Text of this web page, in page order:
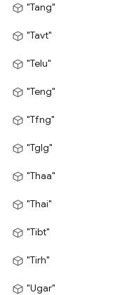
"Tang"
"Tavt"
"Telu"
"Teng"
"Tfng"
"Tglg"
"Thaa"
"Thai"
"Tibt"
"Tirh"
"Ugar"